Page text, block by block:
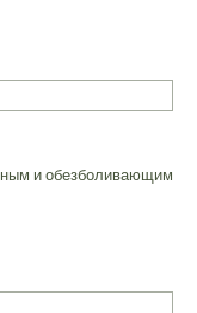
и обезболивающим